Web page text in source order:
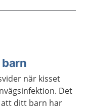
när kisset
Det
ditt barn har